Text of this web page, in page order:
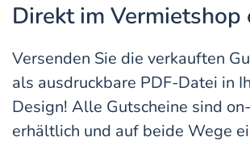
Direkt im Vermietshop
Versenden Sie die verkauften
als ausdruckbare PDF-Datei in
Design! Alle Gutscheine sind
erhältlich und auf beide Wege